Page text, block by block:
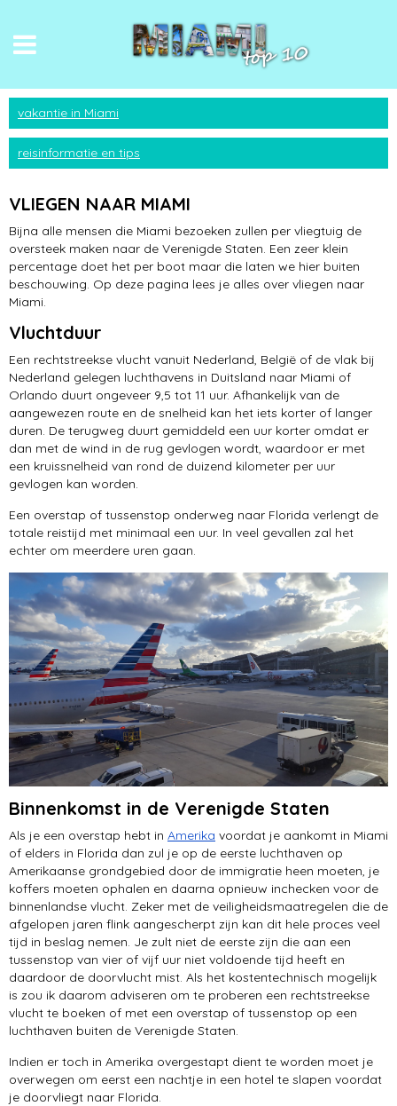
Miami Beach
Art Deco District
uitgaan
hotels
rondvaarten
Florida Keys
Miami met de auto
zien & doen
vakantie in Miami
reisinformatie en tips
VLIEGEN NAAR MIAMI
Bijna alle mensen die Miami bezoeken zullen per vliegtuig de
oversteek maken naar de Verenigde Staten. Een zeer klein
percentage doet het per boot maar die laten we hier buiten
beschouwing. Op deze pagina lees je alles over vliegen naar
Miami.
Vluchtduur
Een rechtstreekse vlucht vanuit Nederland, België of de vlak bij
Nederland gelegen luchthavens in Duitsland naar Miami of
Orlando duurt ongeveer 9,5 tot 11 uur. Afhankelijk van de
aangewezen route en de snelheid kan het iets korter of langer
duren. De terugweg duurt gemiddeld een uur korter omdat er
dan met de wind in de rug gevlogen wordt, waardoor er met
een kruissnelheid van rond de duizend kilometer per uur
gevlogen kan worden.
Een overstap of tussenstop onderweg naar Florida verlengt de
totale reistijd met minimaal een uur. In veel gevallen zal het
echter om meerdere uren gaan.
Binnenkomst in de Verenigde Staten
Als je een overstap hebt in Amerika voordat je aankomt in Miami
of elders in Florida dan zul je op de eerste luchthaven op
Amerikaanse grondgebied door de immigratie heen moeten, je
koffers moeten ophalen en daarna opnieuw inchecken voor de
binnenlandse vlucht. Zeker met de veiligheidsmaatregelen die de
afgelopen jaren flink aangescherpt zijn kan dit hele proces veel
tijd in beslag nemen. Je zult niet de eerste zijn die aan een
tussenstop van vier of vijf uur niet voldoende tijd heeft en
daardoor de doorvlucht mist. Als het kostentechnisch mogelijk
is zou ik daarom adviseren om te proberen een rechtstreekse
vlucht te boeken of met een overstap of tussenstop op een
luchthaven buiten de Verenigde Staten.
Indien er toch in Amerika overgestapt dient te worden moet je
overwegen om eerst een nachtje in een hotel te slapen voordat
je doorvliegt naar Florida.